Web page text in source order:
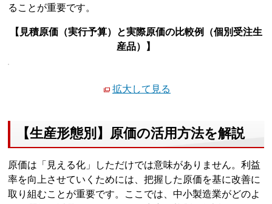
ることが重要です。
【見積原価（実行予算）と実際原価の比較例（個別受注生
産品）】
拡大して見る
【生産形態別】原価の活用方法を解説
原価は「見える化」しただけでは意味がありません。利益
率を向上させていくためには、把握した原価を基に改善に
取り組むことが重要です。ここでは、中小製造業がどのよ